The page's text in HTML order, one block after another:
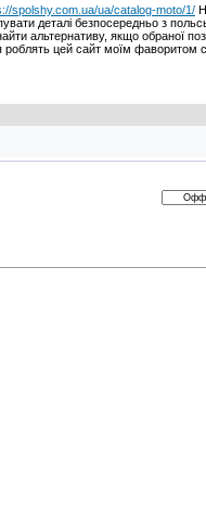
spolshy.com.ua/ua/catalog-moto/1/
деталі безпосередньо з
альтернативу, якщо обраної
роблять цей сайт моїм фаворитом